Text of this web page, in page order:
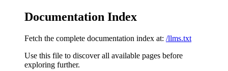
Documentation Index
Fetch the complete documentation index at: /llms.txt
Use this file to discover all available pages before
exploring further.